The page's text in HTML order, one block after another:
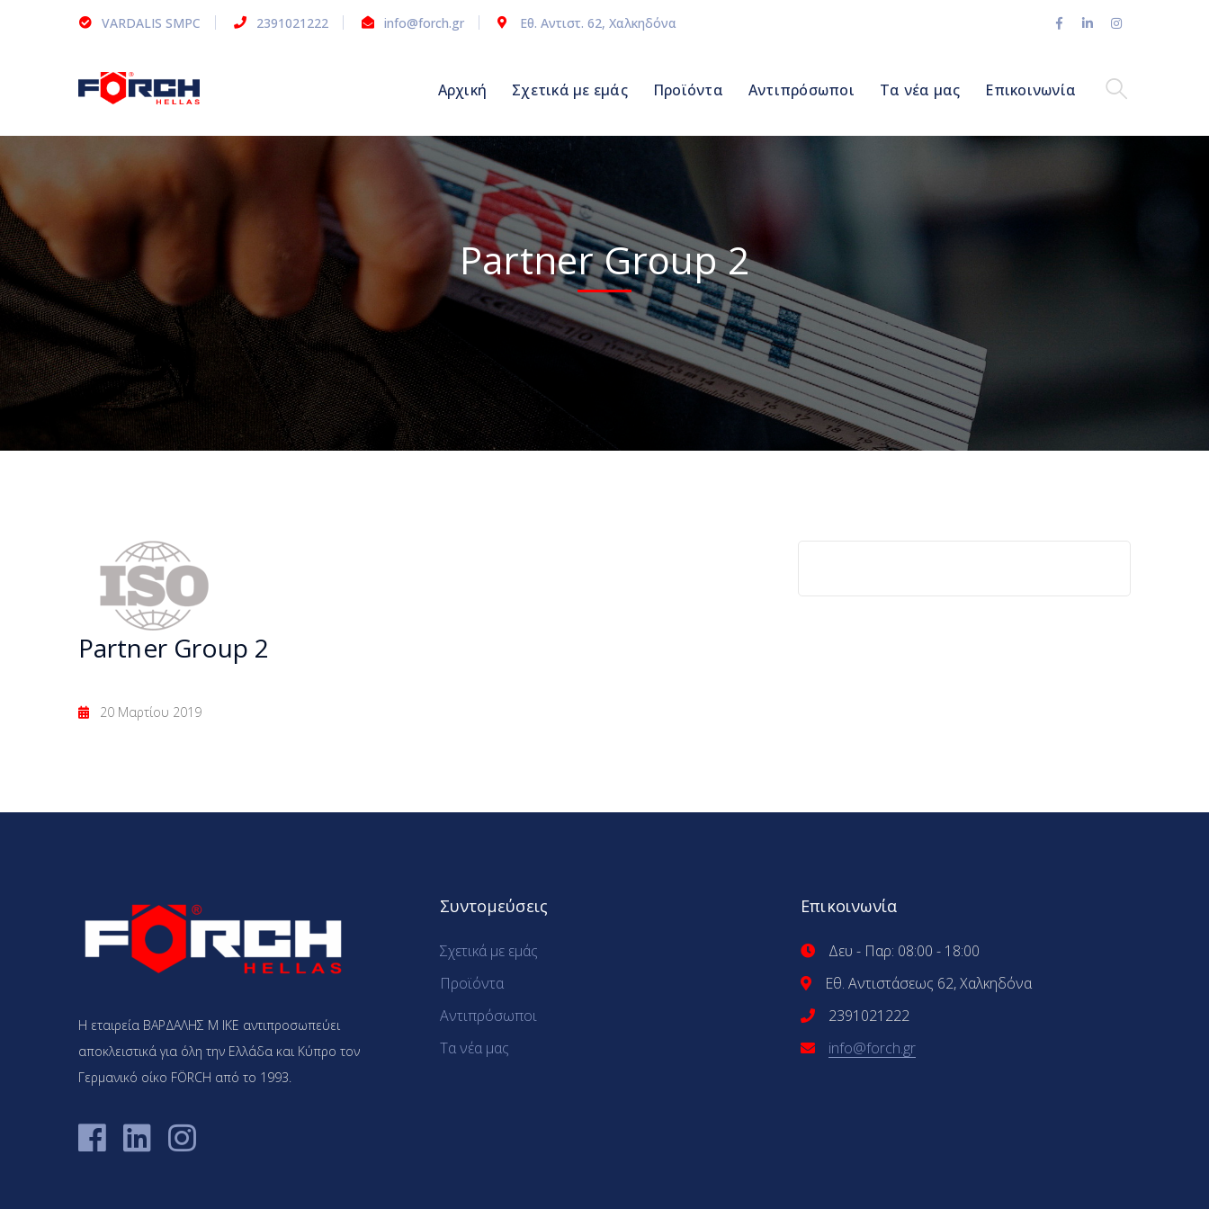
VARDALIS SMPC 2391021222 info@forch.gr Εθ. Αντιστ. 62, Χαλκηδόνα
Facebook
LinkedInInstagram
Αρχική Σχετικά με εμάς Προϊόντα Αντιπρόσωποι Τα νέα μας Επικοινωνία
Partner Group 2
Partner Group 2
20 Μαρτίου 2019
Η εταιρεία ΒΑΡΔΑΛΗΣ Μ ΙΚΕ αντιπροσωπεύει
αποκλειστικά για όλη την Ελλάδα και Κύπρο τον
Γερμανικό οίκο FÖRCH από το 1993.
Συντομεύσεις
Σχετικά με εμάς
Προϊόντα
Αντιπρόσωποι
Τα νέα μας
Επικοινωνία
Δευ - Παρ: 08:00 - 18:00
Εθ. Αντιστάσεως 62, Χαλκηδόνα
2391021222
info@forch.gr